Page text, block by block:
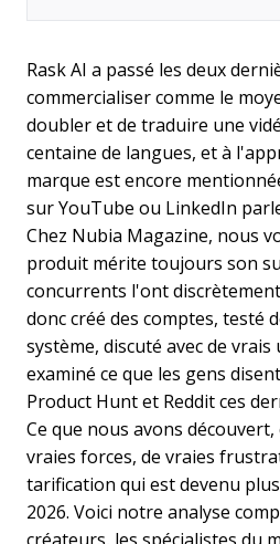
Rask AI a passé les deux
commercialiser comme le
doubler et de traduire une
centaine de langues, et à
marque est encore
sur YouTube ou LinkedIn
Chez Nubia Magazine, nous
produit mérite toujours son
concurrents l'ont
donc créé des comptes, testé
système, discuté avec de
examiné ce que les gens
Product Hunt et Reddit ces
Ce que nous avons
vraies forces, de vraies
tarification qui est devenu
2026. Voici notre analyse